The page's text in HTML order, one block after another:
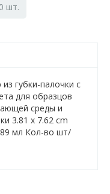
шт.
губки-палочки с
для образцов
среды и
3.81 x 7.62 cm
мл Кол-во шт/